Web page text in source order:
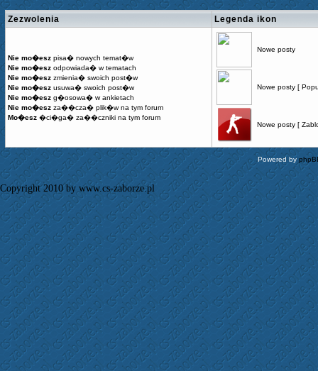
Zezwolenia Legenda ikon
Nie mo�esz pisa� nowych temat�w
Nie mo�esz odpowiada� w tematach
Nie mo�esz zmienia� swoich post�w
Nie mo�esz usuwa� swoich post�w
Nie mo�esz g�osowa� w ankietach
Nie mo�esz za��cza� plik�w na tym forum
Mo�esz �ci�ga� za��czniki na tym forum
Nowe posty
Nowe posty [
Nowe posty [
Powered by
Copyright 2010 by www.cs-zaborze.pl